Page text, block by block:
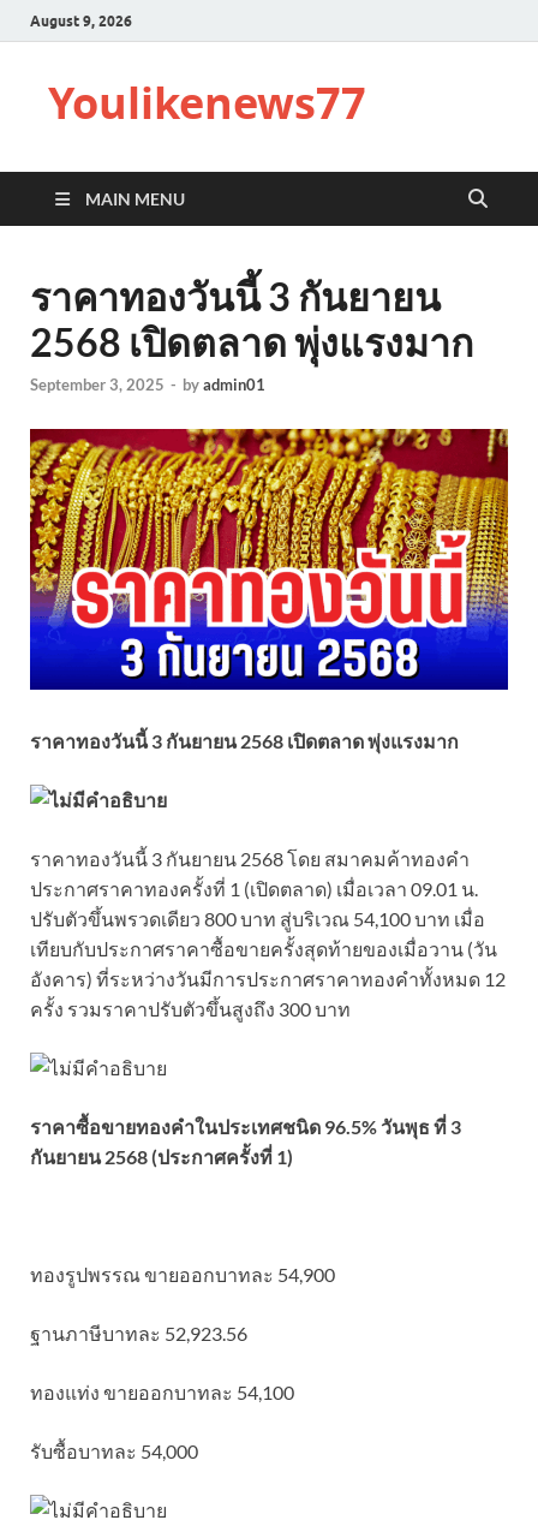
August 9, 2026
Youlikenews77
MAIN MENU
ราคาทองวันนี้ 3 กันยายน
2568 เปิดตลาด พุ่งแรงมาก
September 3, 2025 - byadmin01
ราคาทองวันนี้ 3 กันยายน 2568 เปิดตลาด พุ่งแรงมาก
ราคาทองวันนี้ 3 กันยายน 2568 โดย สมาคมค้าทองคำ
ประกาศราคาทองครั้งที่ 1 (เปิดตลาด) เมื่อเวลา 09.01 น.
ปรับตัวขึ้นพรวดเดียว 800 บาท สู่บริเวณ 54,100 บาท เมื่อ
เทียบกับประกาศราคาซื้อขายครั้งสุดท้ายของเมื่อวาน (วัน
อังคาร) ที่ระหว่างวันมีการประกาศราคาทองคำทั้งหมด 12
ครั้ง รวมราคาปรับตัวขึ้นสูงถึง 300 บาท
ราคาซื้อขายทองคําในประเทศชนิด 96.5% วันพุธ ที่ 3
กันยายน 2568 (ประกาศครั้งที่ 1)
ทองรูปพรรณ ขายออกบาทละ 54,900
ฐานภาษีบาทละ 52,923.56
ทองแท่ง ขายออกบาทละ 54,100
รับซื้อบาทละ 54,000